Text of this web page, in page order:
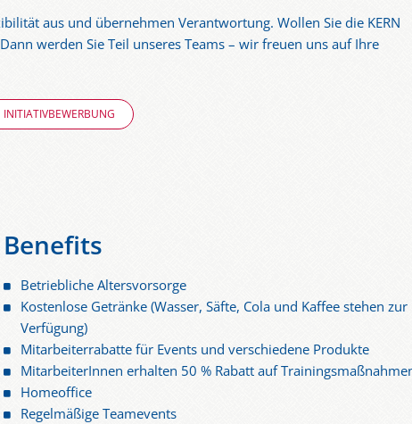
aus und übernehmen Verantwortung. Wollen Sie die KERN
werden Sie Teil unseres Teams – wir freuen uns auf Ihre
INITIATIVBEWERBUNG
Benefits
Betriebliche Altersvorsorge
Kostenlose Getränke (Wasser, Säfte, Cola und Kaffee stehen zur
Verfügung)
Mitarbeiterrabatte für Events und verschiedene Produkte
MitarbeiterInnen erhalten 50 % Rabatt auf
Homeoffice
Regelmäßige Teamevents